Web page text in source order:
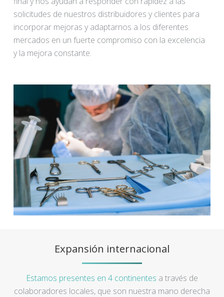
solicitudes de nuestros distribuidores y clientes para
incorporar mejoras y adaptarnos a los diferentes
mercados en un fuerte compromiso con la excelencia
y la mejora constante.
Expansión internacional
Estamos presentes en 4 continentes a través de
colaboradores locales, que son nuestra mano derecha